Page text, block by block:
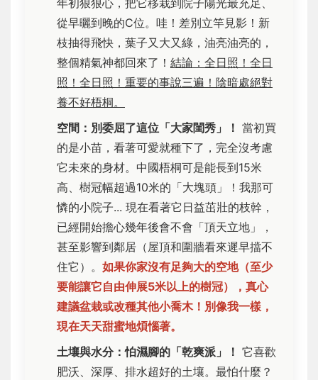
年初狠狠心，把它移栽到院子陽光最充足、
從早曬到晚的C位。哇！差別立竿見影！新
枝抽得飛快，葉子又大又綠，油亮油亮的，
整個精氣神都回來了！ 結論：全日照！全日
照！全日照！重要的事說三遍！陰暗處絕對
養不好梧桐。
空間：別委屈了這位「大家閨秀」！ 當初買
的是小苗，看著可愛就種下了，完全沒考慮
它未來的身材。中國梧桐可是能長到15米
高、樹冠幅超過10米的「大塊頭」！我那可
憐的小院子... 現在看著它日益茁壯的枝幹，
已經開始擔心幾年後會不會「頂天立地」，
甚至影響到鄰居（屋頂和圍牆看來遲早擋不
住它）。 如果你家沒有足夠大的空地（至少
要能讓它自由伸展5米以上的樹冠），真心
建議盆栽或改種其他小喬木！別像我一樣，
現在天天甜蜜地煩惱著。
土壤與水分：怕濕腳的「乾爽派」！ 它喜歡
肥沃、深厚、排水超好的土壤。最怕什麼？